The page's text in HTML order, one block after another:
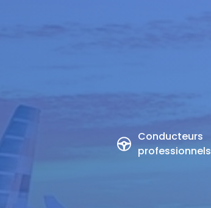
Conducteurs
professionnels